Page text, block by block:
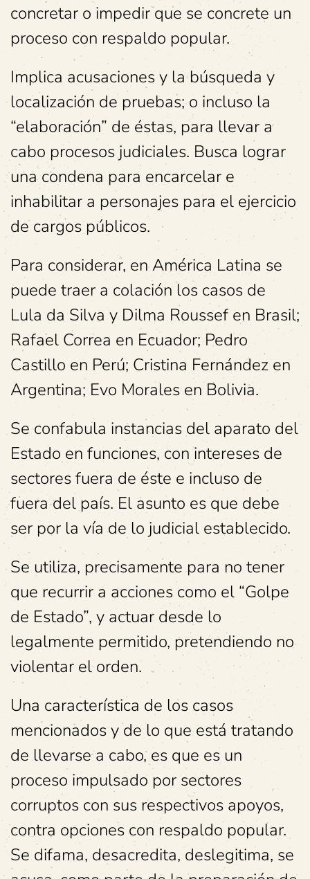
concretar o impedir que se concrete un
proceso con respaldo popular.
Implica acusaciones y la búsqueda y
localización de pruebas; o incluso la
“elaboración” de éstas, para llevar a
cabo procesos judiciales. Busca lograr
una condena para encarcelar e
inhabilitar a personajes para el ejercicio
de cargos públicos.
Para considerar, en América Latina se
puede traer a colación los casos de
Lula da Silva y Dilma Roussef en Brasil;
Rafael Correa en Ecuador; Pedro
Castillo en Perú; Cristina Fernández en
Argentina; Evo Morales en Bolivia.
Se confabula instancias del aparato del
Estado en funciones, con intereses de
sectores fuera de éste e incluso de
fuera del país. El asunto es que debe
ser por la vía de lo judicial establecido.
Se utiliza, precisamente para no tener
que recurrir a acciones como el “Golpe
de Estado”, y actuar desde lo
legalmente permitido, pretendiendo no
violentar el orden.
Una característica de los casos
mencionados y de lo que está tratando
de llevarse a cabo, es que es un
proceso impulsado por sectores
corruptos con sus respectivos apoyos,
contra opciones con respaldo popular.
Se difama, desacredita, deslegitima, se